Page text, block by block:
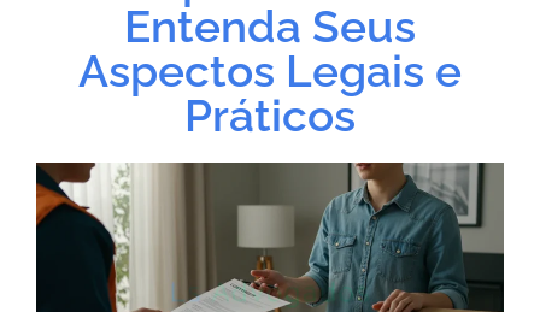
Entenda Seus
Aspectos Legais e
Práticos